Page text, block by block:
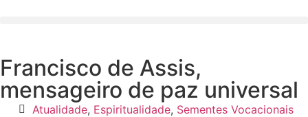
Francisco de Assis,
mensageiro de paz universal
Atualidade, Espiritualidade, Sementes Vocacionais